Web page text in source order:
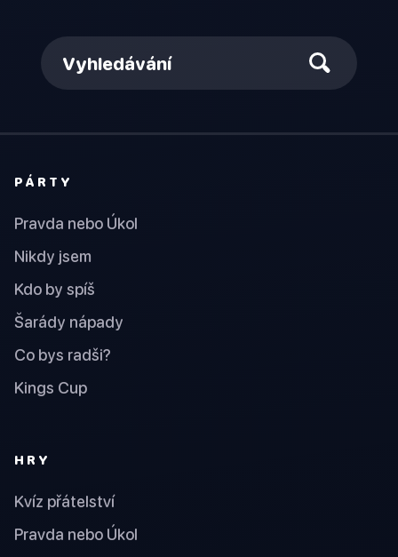
Vyhledávání
PÁRTY
Pravda nebo Úkol
Nikdy jsem
Kdo by spíš
Šarády nápady
Co bys radši?
Kings Cup
HRY
Kvíz přátelství
Pravda nebo Úkol